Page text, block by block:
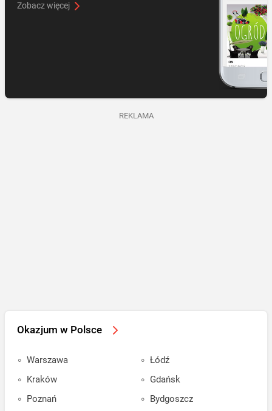
Zobacz więcej
REKLAMA
Okazjum w Polsce
Warszawa
Kraków
Poznań
Łódź
Gdańsk
Bydgoszcz